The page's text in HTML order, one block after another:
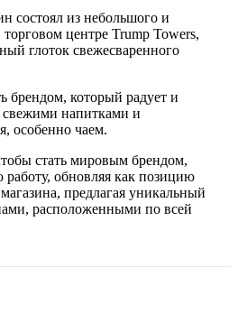
состоял из небольшого и
центре Trump Towers,
глоток свежесваренного
брендом, который радует и
свежими напитками и
особенно чаем.
стать мировым брендом,
работу, обновляя как позицию
предлагая уникальный
расположенными по всей